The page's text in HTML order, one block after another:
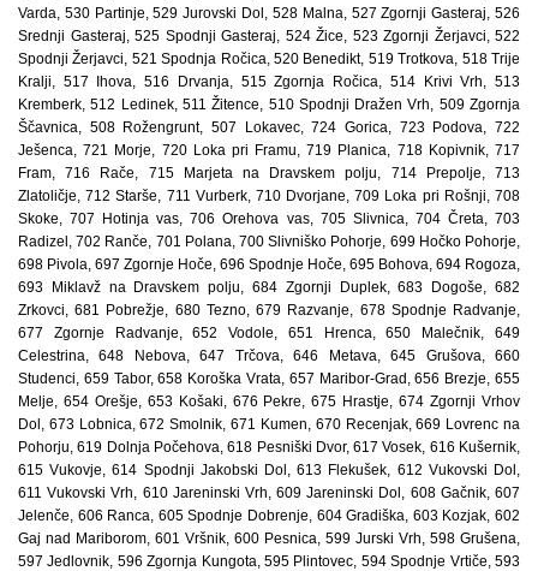
Varda, 530 Partinje, 529 Jurovski Dol, 528 Malna, 527 Zgornji Gasteraj, 526
Srednji Gasteraj, 525 Spodnji Gasteraj, 524 Žice, 523 Zgornji Žerjavci, 522
Spodnji Žerjavci, 521 Spodnja Ročica, 520 Benedikt, 519 Trotkova, 518 Trije
Kralji, 517 Ihova, 516 Drvanja, 515 Zgornja Ročica, 514 Krivi Vrh, 513
Kremberk, 512 Ledinek, 511 Žitence, 510 Spodnji Dražen Vrh, 509 Zgornja
Ščavnica, 508 Rožengrunt, 507 Lokavec, 724 Gorica, 723 Podova, 722
Ješenca, 721 Morje, 720 Loka pri Framu, 719 Planica, 718 Kopivnik, 717
Fram, 716 Rače, 715 Marjeta na Dravskem polju, 714 Prepolje, 713
Zlatoličje, 712 Starše, 711 Vurberk, 710 Dvorjane, 709 Loka pri Rošnji, 708
Skoke, 707 Hotinja vas, 706 Orehova vas, 705 Slivnica, 704 Čreta, 703
Radizel, 702 Ranče, 701 Polana, 700 Slivniško Pohorje, 699 Hočko Pohorje,
698 Pivola, 697 Zgornje Hoče, 696 Spodnje Hoče, 695 Bohova, 694 Rogoza,
693 Miklavž na Dravskem polju, 684 Zgornji Duplek, 683 Dogoše, 682
Zrkovci, 681 Pobrežje, 680 Tezno, 679 Razvanje, 678 Spodnje Radvanje,
677 Zgornje Radvanje, 652 Vodole, 651 Hrenca, 650 Malečnik, 649
Celestrina, 648 Nebova, 647 Trčova, 646 Metava, 645 Grušova, 660
Studenci, 659 Tabor, 658 Koroška Vrata, 657 Maribor-Grad, 656 Brezje, 655
Melje, 654 Orešje, 653 Košaki, 676 Pekre, 675 Hrastje, 674 Zgornji Vrhov
Dol, 673 Lobnica, 672 Smolnik, 671 Kumen, 670 Recenjak, 669 Lovrenc na
Pohorju, 619 Dolnja Počehova, 618 Pesniški Dvor, 617 Vosek, 616 Kušernik,
615 Vukovje, 614 Spodnji Jakobski Dol, 613 Flekušek, 612 Vukovski Dol,
611 Vukovski Vrh, 610 Jareninski Vrh, 609 Jareninski Dol, 608 Gačnik, 607
Jelenče, 606 Ranca, 605 Spodnje Dobrenje, 604 Gradiška, 603 Kozjak, 602
Gaj nad Mariborom, 601 Vršnik, 600 Pesnica, 599 Jurski Vrh, 598 Grušena,
597 Jedlovnik, 596 Zgornja Kungota, 595 Plintovec, 594 Spodnje Vrtiče, 593